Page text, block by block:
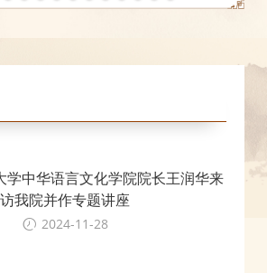
学中华语言文化学院院长王润华来
访我院并作专题讲座
2024-11-28